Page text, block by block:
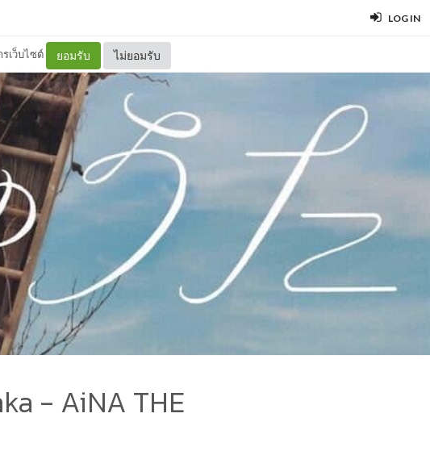
LOG IN
รเว็บไซต์ ยอมรับ ไม่ยอมรับ
- AiNA THE